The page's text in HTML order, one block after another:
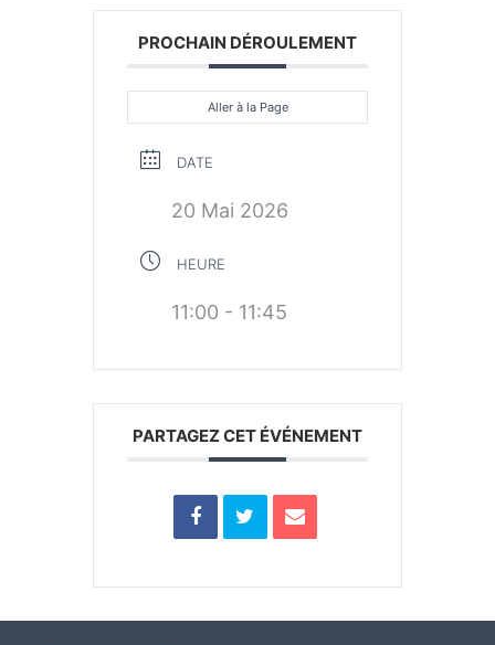
PROCHAIN DÉROULEMENT
Aller à la Page
DATE
20 Mai 2026
HEURE
11:00 - 11:45
PARTAGEZ CET ÉVÉNEMENT